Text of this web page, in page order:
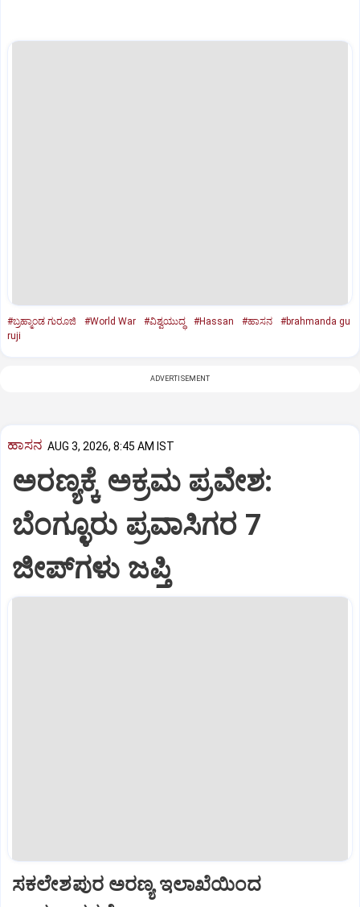
#ಬ್ರಹ್ಮಾಂಡ ಗುರೂಜಿ #World War #ವಿಶ್ವಯುದ್ಧ #Hassan #ಹಾಸನ
#brahmanda gu
ruji
ADVERTISEMENT
ಹಾಸನ AUG 3, 2026, 8:45 AM IST
ಅರಣ್ಯಕ್ಕೆ ಅಕ್ರಮ ಪ್ರವೇಶ:
ಬೆಂಗ್ಳೂರು ಪ್ರವಾಸಿಗರ 7
ಜೀಪ್‌ಗಳು ಜಪ್ತಿ
ಸಕಲೇಶಪುರ ಅರಣ್ಯ ಇಲಾಖೆಯಿಂದ